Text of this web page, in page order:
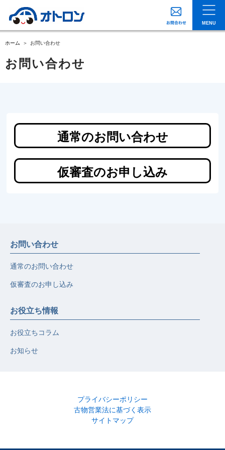
MENU
ホーム お問い合わせ
お問い合わせ
通常のお問い合わせ
仮審査のお申し込み
お問い合わせ
通常のお問い合わせ
仮審査のお申し込み
お役立ち情報
お役立ちコラム
お知らせ
プライバシーポリシー
古物営業法に基づく表示
サイトマップ